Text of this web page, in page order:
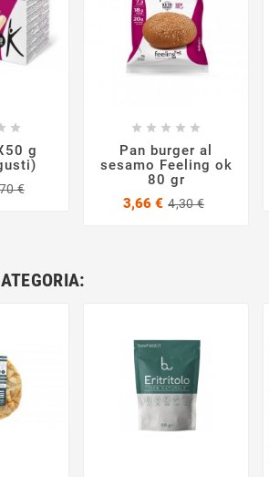

g
€
    
Pan burger al
sesamo Feeling ok
80 gr
3,66 € 4,30 €